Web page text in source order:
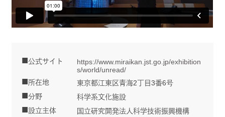
公式サイト
https://www.miraikan.jst.go.jp/exhibition
s/world/unread/
所在地
東京都江東区青海2丁目3番6号
分野
科学系文化施設
設立主体
国立研究開発法人科学技術振興機構